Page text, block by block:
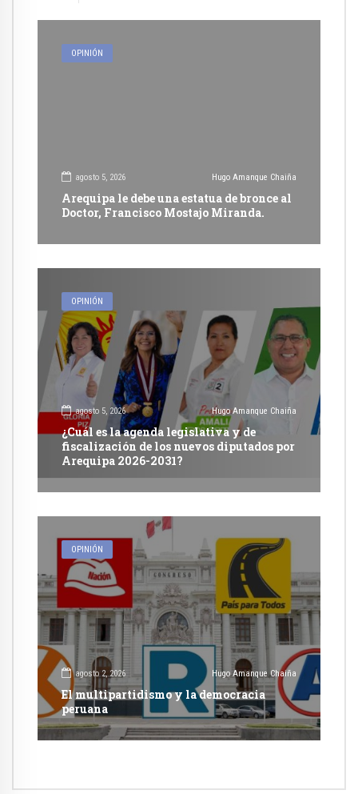
OPINIÓN
agosto 5, 2026 Hugo Amanque Chaiña
Arequipa le debe una estatua de bronce al
Doctor, Francisco Mostajo Miranda.
OPINIÓN
agosto 5, 2026 Hugo Amanque Chaiña
¿Cuál es la agenda legislativa y de
fiscalización de los nuevos diputados por
Arequipa 2026-2031?
OPINIÓN
agosto 2, 2026 Hugo Amanque Chaiña
El multipartidismo y la democracia
peruana